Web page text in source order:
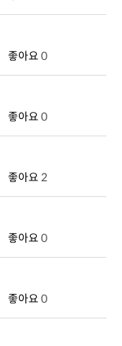
좋아요 0
좋아요 0
좋아요 2
좋아요 0
좋아요 0